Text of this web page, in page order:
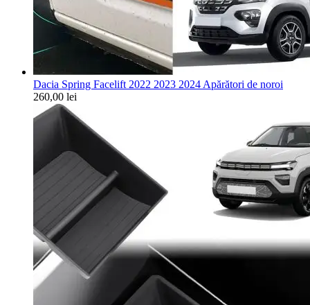
Dacia Spring Facelift 2022 2023 2024 Apărători de noroi
260,00 lei